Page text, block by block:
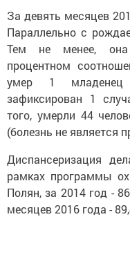
За девять месяцев
Параллельно с
Тем не менее,
процентном
умер 1 младенец
зафиксирован 1
того, умерли 44
(болезнь не является
Диспансеризация
рамках программы
Полян, за 2014 год -
месяцев 2016 года -